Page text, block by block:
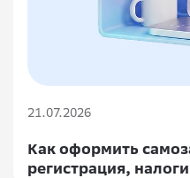
21.07.2026
Как оформить
регистрация,